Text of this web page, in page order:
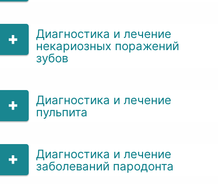
Диагностика и лечение
некариозных поражений
зубов
Диагностика и лечение
пульпита
Диагностика и лечение
заболеваний пародонта